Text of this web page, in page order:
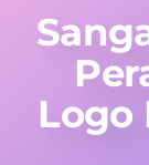
Logo